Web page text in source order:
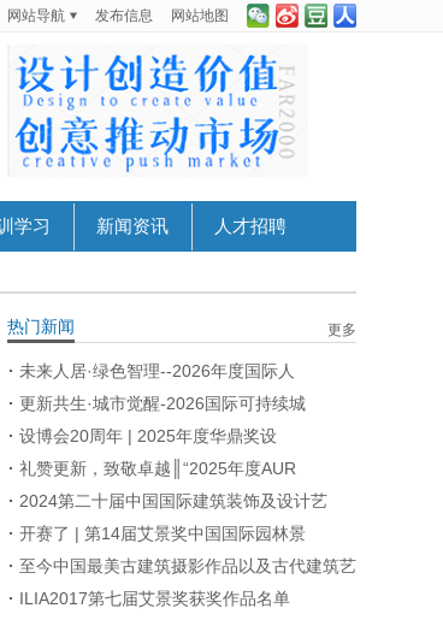
网站地图
发布信息
网站导航
学习 新闻资讯 人才招聘
热门新闻 更多
未来人居·绿色智理--2026年度国际人
更新共生·城市觉醒-2026国际可持续城
设博会20周年 | 2025年度华鼎奖设
礼赞更新，致敬卓越║“2025年度AUR
2024第二十届中国国际建筑装饰及设计艺
开赛了 | 第14届艾景奖中国国际园林景
至今中国最美古建筑摄影作品以及古代建筑艺
ILIA2017第七届艾景奖获奖作品名单